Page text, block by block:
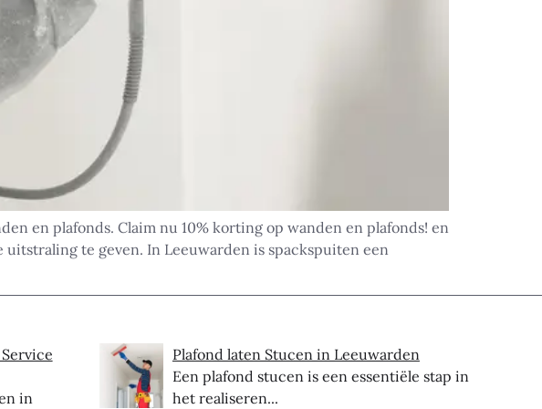
en plafonds. Claim nu 10% korting op wanden en plafonds! en
te geven. In Leeuwarden is spackspuiten een
in
Plafond laten Stucen in Leeuwarden
Een plafond stucen is een essentiële stap in
het realiseren...